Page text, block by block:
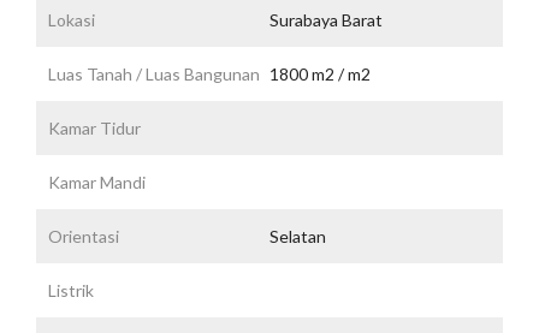
Lokasi Surabaya Barat
Luas Tanah / Luas Bangunan 1800 m2 / m2
Kamar Tidur
Kamar Mandi
Orientasi Selatan
Listrik